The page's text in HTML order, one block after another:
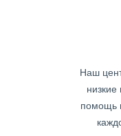
Наш
низкие
помощь